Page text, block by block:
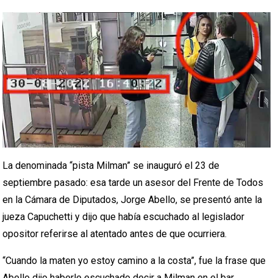
La denominada “pista Milman” se inauguró el 23 de
septiembre pasado: esa tarde un asesor del Frente de Todos
en la Cámara de Diputados, Jorge Abello, se presentó ante la
jueza Capuchetti y dijo que había escuchado al legislador
opositor referirse al atentado antes de que ocurriera.
“Cuando la maten yo estoy camino a la costa”, fue la frase que